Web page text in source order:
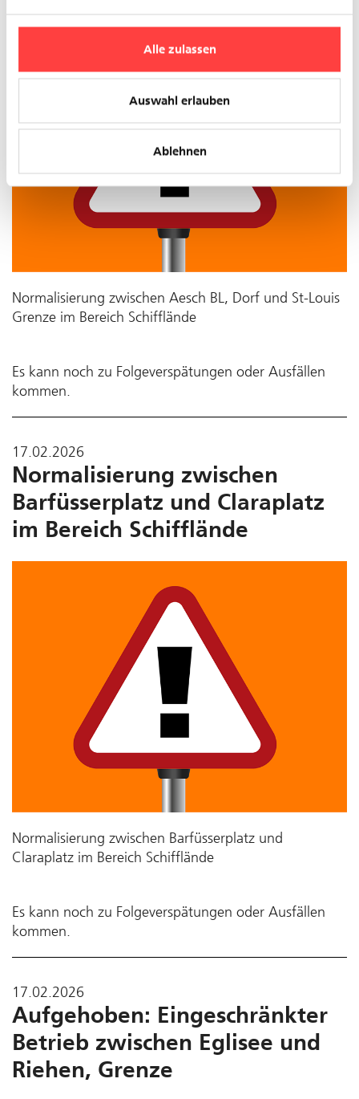
Alle zulassen
Auswahl erlauben
Ablehnen
Normalisierung zwischen Aesch BL, Dorf und St-Louis
Grenze im Bereich Schifflände
Es kann noch zu Folgeverspätungen oder Ausfällen
kommen.
17.02.2026
Normalisierung zwischen
Barfüsserplatz und Claraplatz
im Bereich Schifflände
Normalisierung zwischen Barfüsserplatz und
Claraplatz im Bereich Schifflände
Es kann noch zu Folgeverspätungen oder Ausfällen
kommen.
17.02.2026
Aufgehoben: Eingeschränkter
Betrieb zwischen Eglisee und
Riehen, Grenze